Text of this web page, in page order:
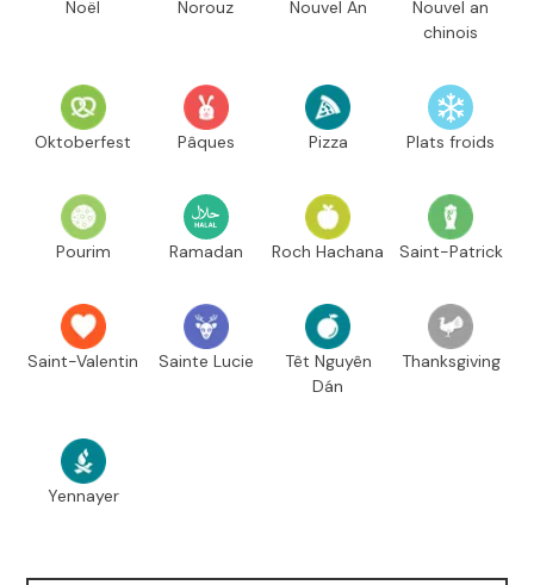
Noël Norouz Nouvel An
Nouvel an
chinois
Oktoberfest Pâques Pizza Plats froids
Pourim Ramadan Roch Hachana Saint-Patrick
Saint-Valentin Sainte Lucie
Têt Nguyên
Dán
Thanksgiving
Yennayer